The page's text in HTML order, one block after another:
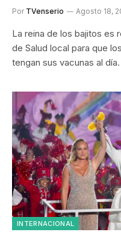
Por TVenserio Agosto 18,
La reina de los bajitos es
de Salud local para que
tengan sus vacunas al día.
INTERNACIONAL